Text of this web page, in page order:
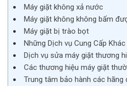
Máy giặt không xả nước
Máy giặt không không bấm
Máy giặt bị trào bọt
Những Dịch vụ Cung Cấp
Dịch vụ sửa máy giặt thương
Các thương hiệu máy giặt
Trung tâm bảo hành các hãng